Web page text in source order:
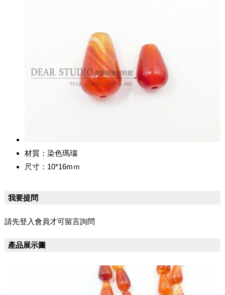
材質：染色瑪瑙
尺寸：10*16mｍ
我要提問
請先登入會員才可留言詢問
產品展示圖